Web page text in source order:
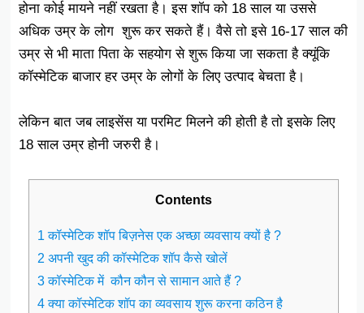
होना कोई मायने नहीं रखता है। इस शॉप को 18 साल या उससे
अधिक उम्र के लोग शुरू कर सकते हैं। वैसे तो इसे 16-17 साल की
उम्र से भी माता पिता के सहयोग से शुरू किया जा सकता है क्यूंकि
कॉस्मेटिक बाजार हर उम्र के लोगों के लिए उत्पाद बेचता है।
लेकिन बात जब लाइसेंस या परमिट मिलने की होती है तो इसके लिए
18 साल उम्र होनी जरुरी है।
Contents
1 कॉस्मेटिक शॉप बिज़नेस एक अच्छा व्यवसाय क्यों है ?
2 अपनी खुद की कॉस्मेटिक शॉप कैसे खोलें
3 कॉस्मेटिक में कौन कौन से सामान आते हैं ?
4 क्या कॉस्मेटिक शॉप का व्यवसाय शुरू करना कठिन है